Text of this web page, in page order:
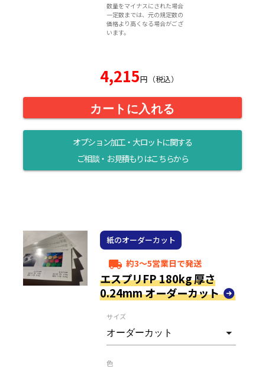
数量をマイナスにされた場合
一定数までは、元の規定数の
価格より高くなる場合がござ
います。
4,215円（税込）
カートに入れる
オプション加工・大ロットに関する
ご相談・お見積もりはこちらから
紙のオーダーカット
local_shipping 約3～5営業日で発送
エスプリFP 180kg 厚さ
0.24mm オーダーカット
サイズ
色